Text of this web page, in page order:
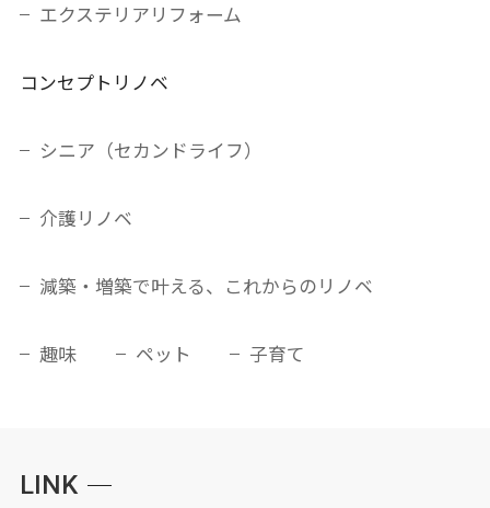
エクステリアリフォーム
コンセプトリノベ
シニア（セカンドライフ）
介護リノベ
減築・増築で叶える、これからのリノベ
趣味 ペット 子育て
LINK